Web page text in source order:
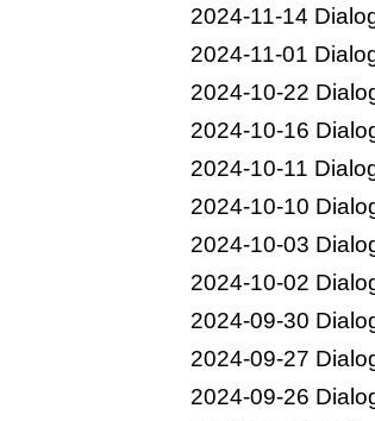
2024-11-14
2024-11-01
2024-10-22
2024-10-16
2024-10-11
2024-10-10
2024-10-03
2024-10-02
2024-09-30
2024-09-27
2024-09-26